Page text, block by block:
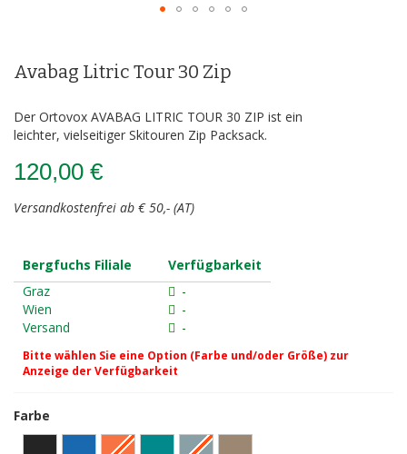
der
Bildergalerie
Avabag Litric Tour 30 Zip
Der Ortovox AVABAG LITRIC TOUR 30 ZIP ist ein
leichter, vielseitiger Skitouren Zip Packsack.
120,00 €
Versandkostenfrei ab € 50,- (AT)
Bergfuchs Filiale
Verfügbarkeit
Graz
-
Wien
-
Versand
-
Bitte wählen Sie eine Option (Farbe und/oder Größe) zur
Anzeige der Verfügbarkeit
Farbe